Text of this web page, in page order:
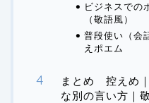
ビジネスでの
（敬語風）
普段使い（会
えポエム
まとめ 控えめ
な別の言い方｜